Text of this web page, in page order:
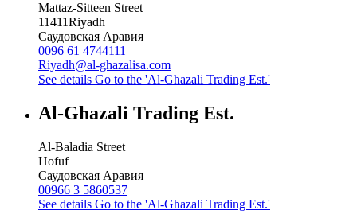
Mattaz-Sitteen Street
11411Riyadh
Саудовская Аравия
0096 61 4744111
Riyadh@al-ghazalisa.com
See details Go to the 'Al-Ghazali Trading Est.'
Al-Ghazali Trading Est.
Al-Baladia Street
Hofuf
Саудовская Аравия
00966 3 5860537
See details Go to the 'Al-Ghazali Trading Est.'